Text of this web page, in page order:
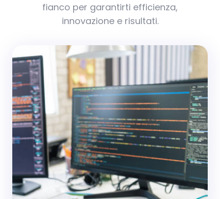
fianco per garantirti efficienza,
innovazione e risultati.